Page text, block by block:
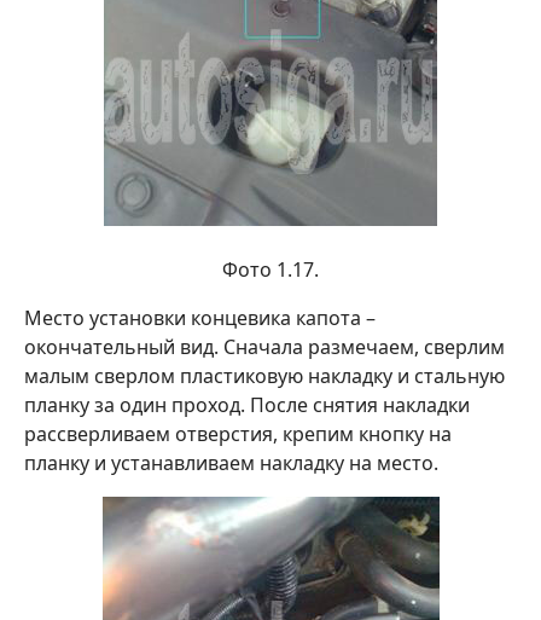
Фото 1.17.
Место установки концевика капота –
окончательный вид. Сначала размечаем, сверлим
малым сверлом пластиковую накладку и стальную
планку за один проход. После снятия накладки
рассверливаем отверстия, крепим кнопку на
планку и устанавливаем накладку на место.